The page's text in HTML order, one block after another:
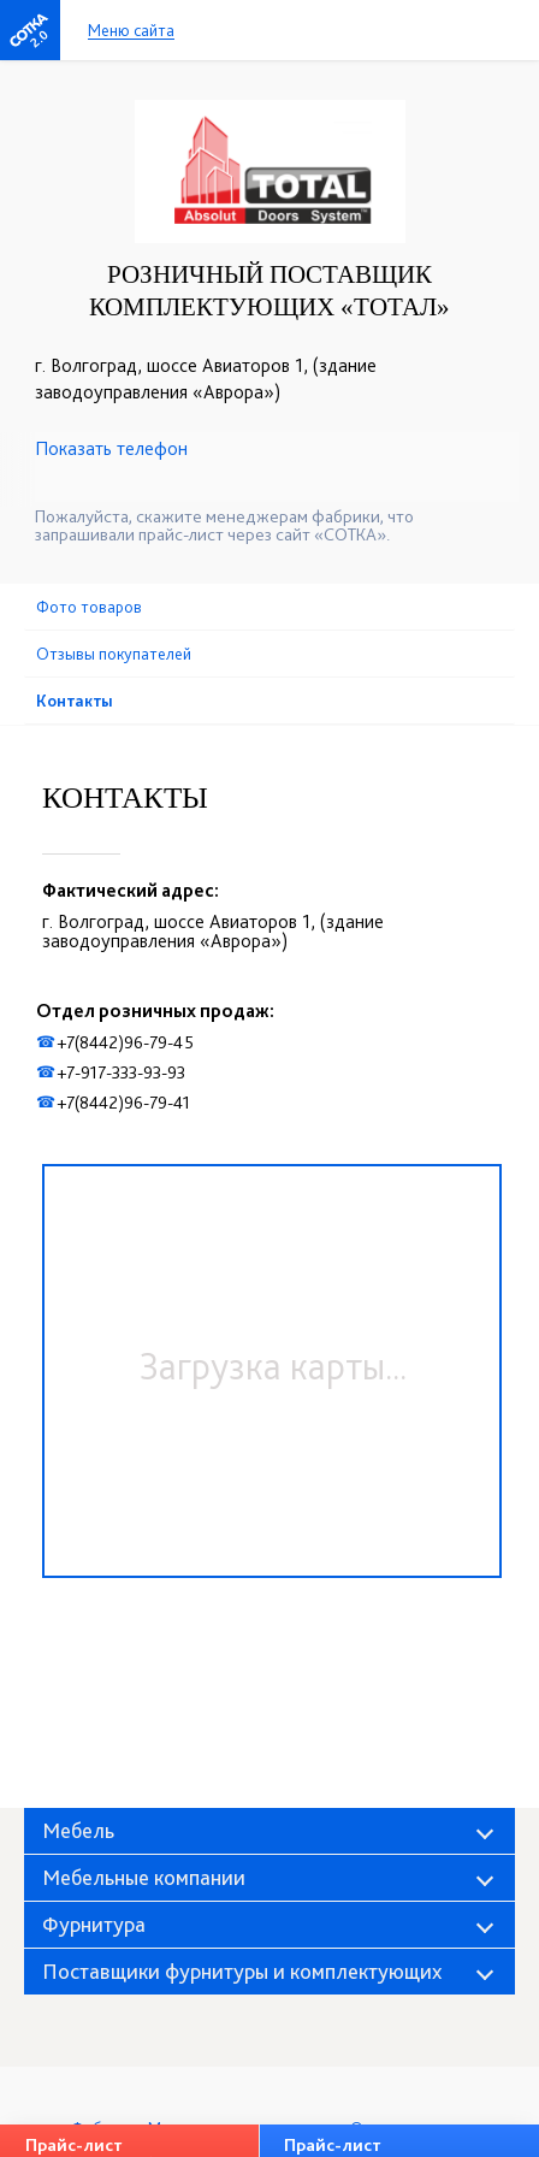
2.0 Меню сайта
РОЗНИЧНЫЙ ПОСТАВЩИК
КОМПЛЕКТУЮЩИХ «ТОТАЛ»
г. Волгоград, шоссе Авиаторов 1, (здание
заводоуправления «Аврора»)
☎+7(8442)96-79-45
Показать телефон
Пожалуйста, скажите менеджерам фабрики, что
запрашивали прайс-лист через сайт «СОТКА».
Фото товаров
Отзывы покупателей
Контакты
КОНТАКТЫ
Фактический адрес:
г. Волгоград, шоссе Авиаторов 1, (здание
заводоуправления «Аврора»)
Отдел розничных продаж:
☎+7(8442)96-79-45
☎+7-917-333-93-93
☎+7(8442)96-79-41
Загрузка карты...
Мебель
Мебельные компании
Фурнитура
Поставщики фурнитуры и комплектующих
Фабрика «Миндаль» О компании
Прайс-лист Прайс-лист